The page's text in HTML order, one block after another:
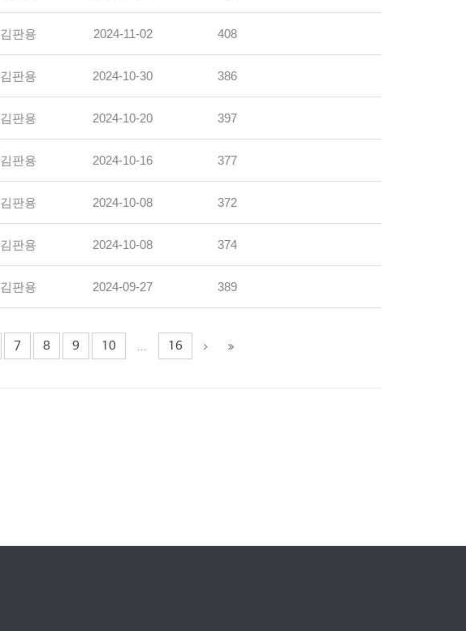
김판용 2024-11-02 408
김판용 2024-10-30 386
김판용 2024-10-20 397
김판용 2024-10-16 377
김판용 2024-10-08 372
김판용 2024-10-08 374
김판용 2024-09-27 389
7 8 9 10 ... 16